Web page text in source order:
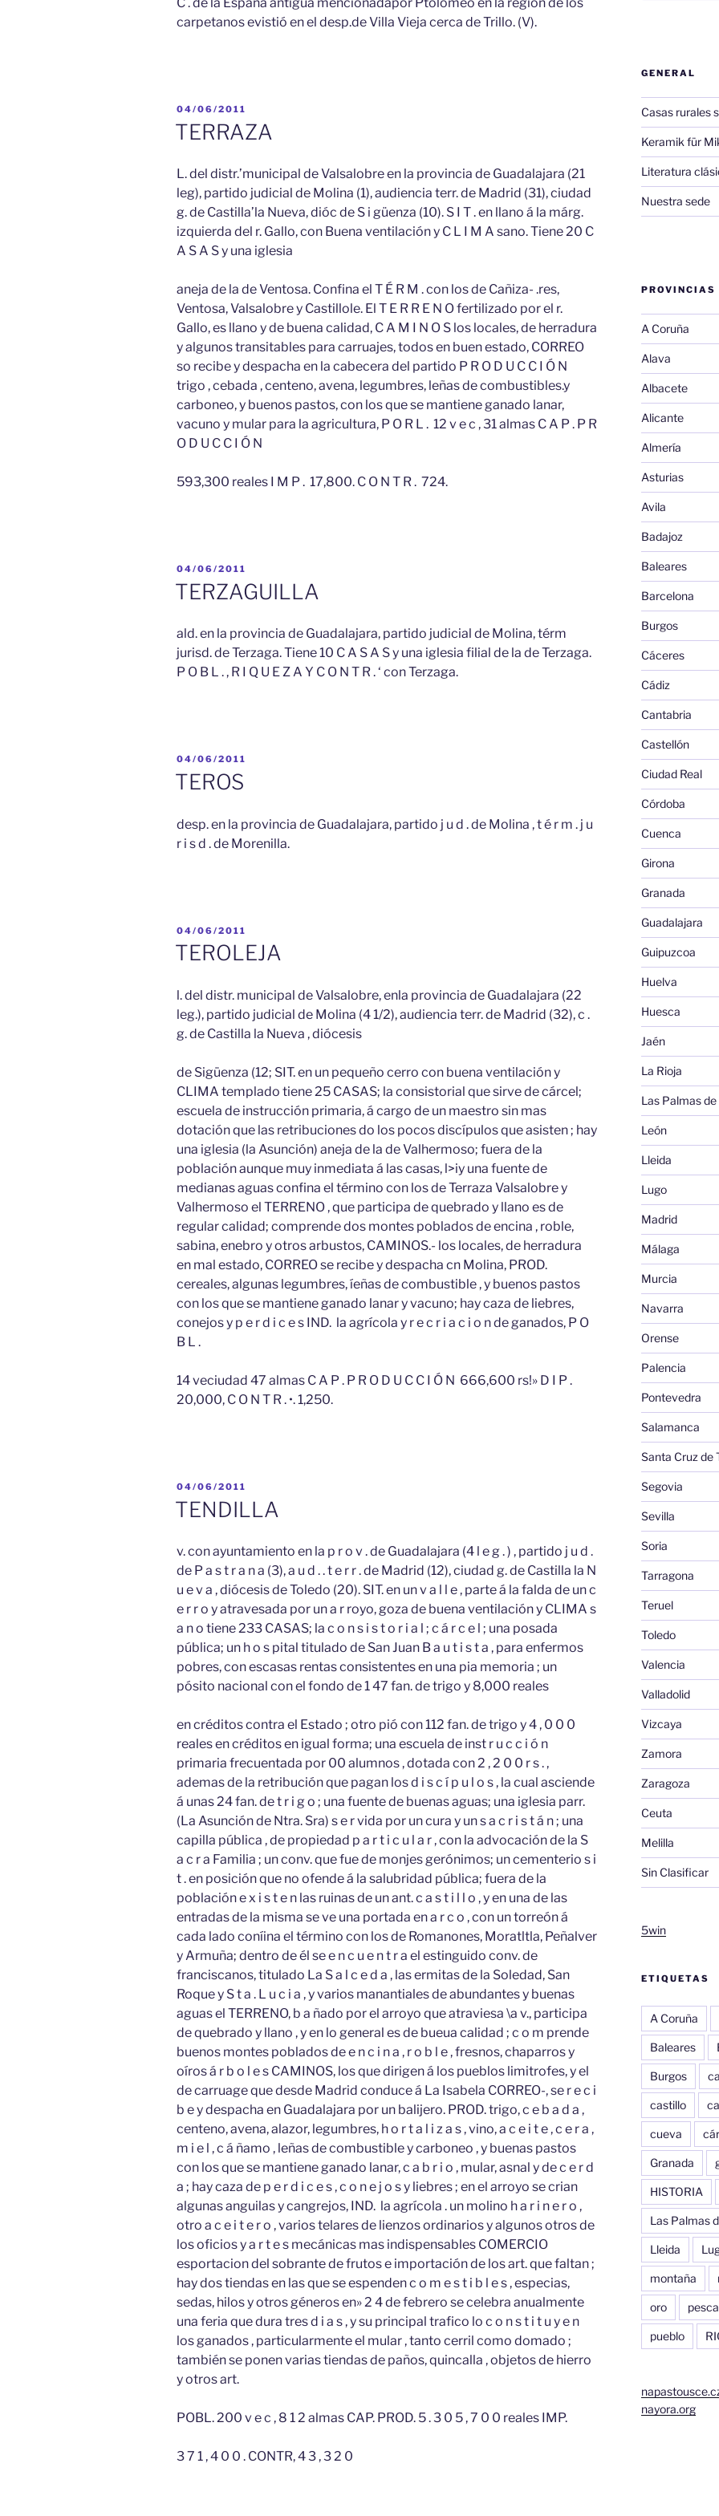
carpetanos evistió en el desp.de Villa Vieja cerca de Trillo. (V).
PUBLICADO
04/06/2011
TERRAZA
L. del distr.’municipal de Valsalobre en la provincia de Guadalajara (21
leg), partido judicial de Molina (1), audiencia terr. de Madrid (31), ciudad
g. de Castilla’la Nueva, dióc de S i güenza (10). S I T . en llano á la márg.
izquierda del r. Gallo, con Buena ventilación y C L I M A sano. Tiene 20 C
A S A S y una iglesia
aneja de la de Ventosa. Confina el T É R M . con los de Cañiza- .res,
Ventosa, Valsalobre y Castillole. El T E R R E N O fertilizado por el r.
Gallo, es llano y de buena calidad, C A M I N O S los locales, de herradura
y algunos transitables para carruajes, todos en buen estado, CORREO
so recibe y despacha en la cabecera del partido P R O D U C C I Ó N
trigo , cebada , centeno, avena, legumbres, leñas de combustibles.y
carboneo, y buenos pastos, con los que se mantiene ganado lanar,
vacuno y mular para la agricultura, P O R L . 12 v e c , 31 almas C A P . P R
O D U C C I Ó N
593,300 reales I M P . 17,800. C O N T R . 724.
PUBLICADO
EL
04/06/2011
TERZAGUILLA
ald. en la provincia de Guadalajara, partido judicial de Molina, térm
jurisd. de Terzaga. Tiene 10 C A S A S y una iglesia filial de la de Terzaga.
P O B L . , R I Q U E Z A Y C O N T R . ‘ con Terzaga.
PUBLICADO
EL
04/06/2011
TEROS
desp. en la provincia de Guadalajara, partido j u d . de Molina , t é r m . j u
r i s d . de Morenilla.
PUBLICADO
EL
04/06/2011
TEROLEJA
l. del distr. municipal de Valsalobre, enla provincia de Guadalajara (22
leg.), partido judicial de Molina (4 1/2), audiencia terr. de Madrid (32), c .
g. de Castilla la Nueva , diócesis
de Sigüenza (12; SIT. en un pequeño cerro con buena ventilación y
CLIMA templado tiene 25 CASAS; la consistorial que sirve de cárcel;
escuela de instrucción primaria, á cargo de un maestro sin mas
dotación que las retribuciones do los pocos discípulos que asisten ; hay
una iglesia (la Asunción) aneja de la de Valhermoso; fuera de la
población aunque muy inmediata á las casas, l>iy una fuente de
medianas aguas confina el término con los de Terraza Valsalobre y
Valhermoso el TERRENO , que participa de quebrado y llano es de
regular calidad; comprende dos montes poblados de encina , roble,
sabina, enebro y otros arbustos, CAMINOS.- los locales, de herradura
en mal estado, CORREO se recibe y despacha cn Molina, PROD.
cereales, algunas legumbres, íeñas de combustible , y buenos pastos
con los que se mantiene ganado lanar y vacuno; hay caza de liebres,
conejos y p e r d i c e s IND. la agrícola y r e c r i a c i o n de ganados, P O
B L .
14 veciudad 47 almas C A P . P R O D U C C I Ó N 666,600 rs!» D I P .
20,000, C O N T R . •. 1,250.
PUBLICADO
04/06/2011
TENDILLA
v. con ayuntamiento en la p r o v . de Guadalajara (4 l e g . ) , partido j u d .
de P a s t r a n a (3), a u d . . t e r r . de Madrid (12), ciudad g. de Castilla la N
u e v a , diócesis de Toledo (20). SIT. en un v a l l e , parte á la falda de un c
e r r o y atravesada por un a r royo, goza de buena ventilación y CLIMA s
a n o tiene 233 CASAS; la c o n s i s t o r i a l ; c á r c e l ; una posada
pública; un h o s pital titulado de San Juan B a u t i s t a , para enfermos
pobres, con escasas rentas consistentes en una pia memoria ; un
pósito nacional con el fondo de 1 47 fan. de trigo y 8,000 reales
en créditos contra el Estado ; otro pió con 112 fan. de trigo y 4 , 0 0 0
reales en créditos en igual forma; una escuela de inst r u c c i ó n
primaria frecuentada por 00 alumnos , dotada con 2 , 2 0 0 r s . ,
ademas de la retribución que pagan los d i s c í p u l o s , la cual asciende
á unas 24 fan. de t r i g o ; una fuente de buenas aguas; una iglesia parr.
(La Asunción de Ntra. Sra) s e r vida por un cura y un s a c r i s t á n ; una
capilla pública , de propiedad p a r t i c u l a r , con la advocación de la S
a c r a Familia ; un conv. que fue de monjes gerónimos; un cementerio s i
t . en posición que no ofende á la salubridad pública; fuera de la
población e x i s t e n las ruinas de un ant. c a s t i l l o , y en una de las
entradas de la misma se ve una portada en a r c o , con un torreón á
cada lado coníina el término con los de Romanones, Moratltla, Peñalver
y Armuña; dentro de él se e n c u e n t r a el estinguido conv. de
franciscanos, titulado La S a l c e d a , las ermitas de la Soledad, San
Roque y S t a . L u c i a , y varios manantiales de abundantes y buenas
aguas el TERRENO, b a ñado por el arroyo que atraviesa \a v., participa
de quebrado y llano , y en lo general es de bueua calidad ; c o m prende
buenos montes poblados de e n c i n a , r o b l e , fresnos, chaparros y
oíros á r b o l e s CAMINOS, los que dirigen á los pueblos limitrofes, y el
de carruage que desde Madrid conduce á La Isabela CORREO-, se r e c i
b e y despacha en Guadalajara por un balijero. PROD. trigo, c e b a d a ,
centeno, avena, alazor, legumbres, h o r t a l i z a s , vino, a c e i t e , c e r a ,
m i e l , c á ñamo , leñas de combustible y carboneo , y buenas pastos
con los que se mantiene ganado lanar, c a b r i o , mular, asnal y de c e r d
a ; hay caza de p e r d i c e s , c o n e j o s y liebres ; en el arroyo se crian
algunas anguilas y cangrejos, IND. la agrícola . un molino h a r i n e r o ,
otro a c e i t e r o , varios telares de lienzos ordinarios y algunos otros de
los oficios y a r t e s mecánicas mas indispensables COMERCIO
esportacion del sobrante de frutos e importación de los art. que faltan ;
hay dos tiendas en las que se espenden c o m e s t i b l e s , especias,
sedas, hilos y otros géneros en» 2 4 de febrero se celebra anualmente
una feria que dura tres d i a s , y su principal trafico lo c o n s t i t u y e n
los ganados , particularmente el mular , tanto cerril como domado ;
también se ponen varias tiendas de paños, quincalla , objetos de hierro
y otros art.
POBL. 200 v e c , 8 1 2 almas CAP. PROD. 5 . 3 0 5 , 7 0 0 reales IMP.
3 7 1 , 4 0 0 . CONTR, 4 3 , 3 2 0
GENERAL
Casas rurales
Keramik für
Literatura
Nuestra sede
PROVINCIAS
A Coruña
Alava
Albacete
Alicante
Almería
Asturias
Avila
Badajoz
Baleares
Barcelona
Burgos
Cáceres
Cádiz
Cantabria
Castellón
Ciudad Real
Córdoba
Cuenca
Girona
Granada
Guadalajara
Guipuzcoa
Huelva
Huesca
Jaén
La Rioja
Las Palmas
León
Lleida
Lugo
Madrid
Málaga
Murcia
Navarra
Orense
Palencia
Pontevedra
Salamanca
Santa Cruz de
Segovia
Sevilla
Soria
Tarragona
Teruel
Toledo
Valencia
Valladolid
Vizcaya
Zamora
Zaragoza
Ceuta
Melilla
Sin Clasificar
5win
ETIQUETAS
A Coruña
Baleares
Burgos
castillo
cueva
Granada
HISTORIA
Las Palmas
Lleida
montaña
oro pesca
pueblo
nayora.org